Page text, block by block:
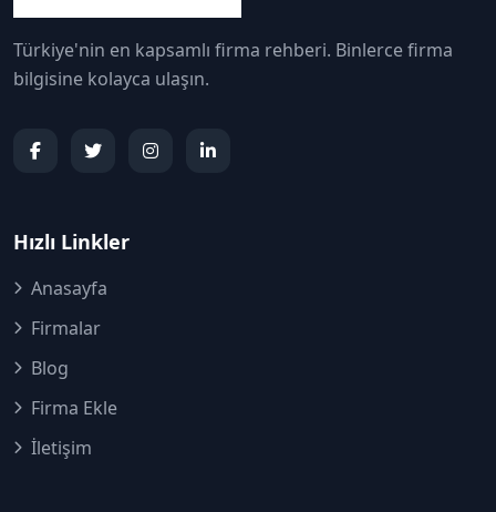
Türkiye'nin en kapsamlı firma rehberi. Binlerce firma
bilgisine kolayca ulaşın.
Hızlı Linkler
Anasayfa
Firmalar
Blog
Firma Ekle
İletişim